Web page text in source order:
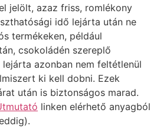
jelölt, azaz friss, romlékony
idő lejárta után ne
termékeken, például
csokoládén szereplő
azonban nem feltétlenül
ki kell dobni. Ezek
után is biztonságos marad.
linken elérhető anyagból